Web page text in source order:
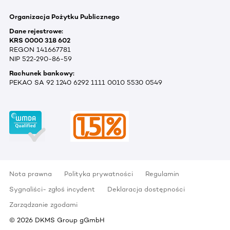
Organizacja Pożytku Publicznego
Dane rejestrowe:
KRS 0000 318 602
REGON 141667781
NIP 522-290-86-59
Rachunek bankowy:
PEKAO SA 92 1240 6292 1111 0010 5530 0549
Nota prawna Polityka prywatności
Regulamin
Sygnaliści- zgłoś incydent
Deklaracja dostępności
Zarządzanie zgodami
© 2026 DKMS Group gGmbH